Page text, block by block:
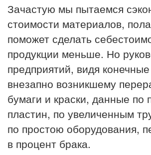
Зачастую мы пытаемся
стоимости материалов,
поможет сделать
продукции меньше. Но
предприятий, видя
внезапно возникшему
бумаги и краски, данные по
пластин, по увеличенным
по простою оборудования,
в процент брака.